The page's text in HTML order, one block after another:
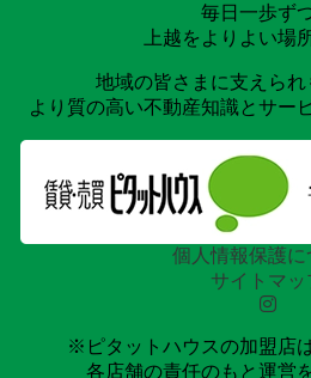
毎日一歩ずつ
上越をよりよい場
地域の皆さまに支えられ
より質の高い不動産知識とサー
個人情報保護に
サイトマッ
※ピタットハウスの加盟店
各店舗の責任のもと運営